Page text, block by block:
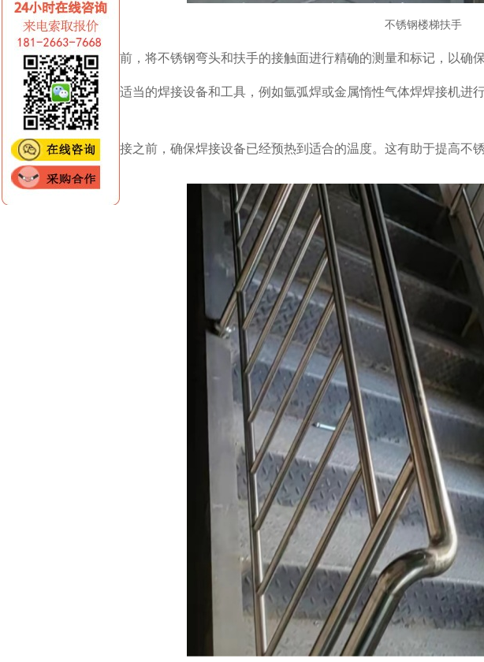
不锈钢楼梯扶手
2. 焊接前，将不锈钢弯头和扶手的接触面进行精确的测量和标记，以确
3. 使用适当的焊接设备和工具，例如氩弧焊或金属惰性气体焊焊接机进
法。
4. 在焊接之前，确保焊接设备已经预热到适合的温度。这有助于提高不